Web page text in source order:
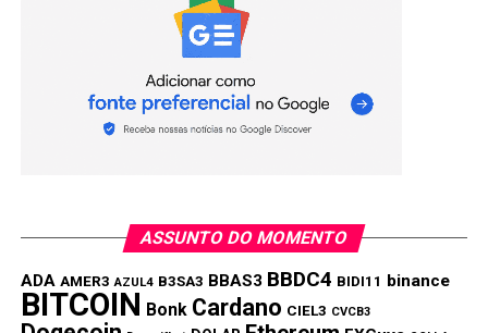
Conseguir listagem na Binance é tipo ganhar na loteria pra
qualquer projeto cripto. A equipe do BabyDoge
conquistou mesmo… por uns 15 minutos de fama.
Depois? Silêncio total.
rápido que água no asfalto quente.
WIF (dogwifhat): O Cachorro de
ASSUNTO DO MOMENTO
ADA AMER3 AZUL4 B3SA3 BBAS3 BBDC4 BIDI11 binance
BITCOIN Bonk Cardano CIEL3 CVCB3